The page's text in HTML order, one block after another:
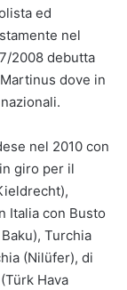
ed
nel
2008 debutta
dove in
nel 2010 con
giro per il
Italia con Busto
Turchia
(Nilüfer), di
Hava